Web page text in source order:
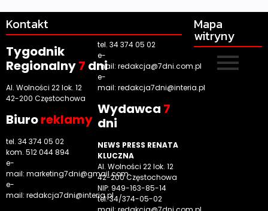
Kontakt
Tygodnik
Regionalny7 dni
Al. Wolności 22 lok. 12
42-200 Częstochowa
Biuroreklamy
tel. 34 374 05 02
kom. 512 044 894
e-
mail: marketing7dni@gmail.com
e-
mail: redakcja7dni@interia.pl
tel. 34 374 05 02
e-
mail: redakcja@7dni.com.pl
e-
mail: redakcja7dni@interia.pl
Wydawca 7
dni
NEWS PRESS RENATA
KLUCZNA
Al. Wolności 22 lok. 12
42-200 Częstochowa
NIP: 949-163-85-14
tel. 34/374-05-02
Mapa
witryny